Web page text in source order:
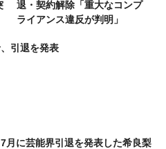
退・契約解除「重大なコンプ
ライアンス違反が判明」
引退を発表
7月に芸能界引退を発表した希良梨